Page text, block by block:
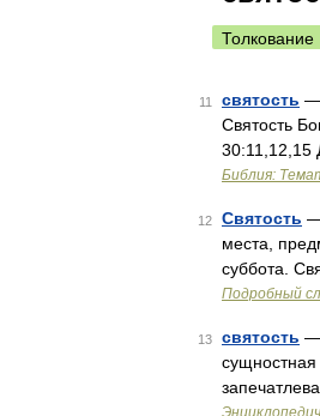
Толкование
11 святость —
Святость
30:11,12,15
Библия:
12 Святость —
места,
суббота.
Подробный
13 святость —
сущностная